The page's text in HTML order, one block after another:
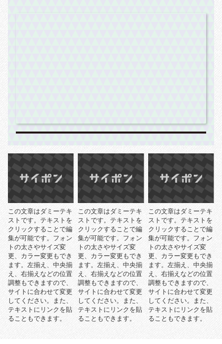
この文章はダミーテキ
ストです。テキストを
クリックすることで編
集が可能です。フォン
トの太さやサイズ変
更、カラー変更もでき
ます。左揃え、中央揃
え、右揃えなどの位置
調整もできますので、
サイトに合わせて変更
してください。また、
テキストにリンクを貼
ることもできます。
この文章はダミーテキ
ストです。テキストを
クリックすることで編
集が可能です。フォン
トの太さやサイズ変
更、カラー変更もでき
ます。左揃え、中央揃
え、右揃えなどの位置
調整もできますので、
サイトに合わせて変更
してください。また、
テキストにリンクを貼
ることもできます。
この文章はダミーテキ
ストです。テキストを
クリックすることで編
集が可能です。フォン
トの太さやサイズ変
更、カラー変更もでき
ます。左揃え、中央揃
え、右揃えなどの位置
調整もできますので、
サイトに合わせて変更
してください。また、
テキストにリンクを貼
ることもできます。